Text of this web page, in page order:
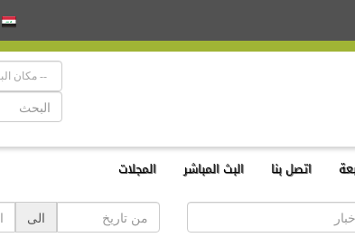
اتصل بنا البث المباشر المجلات
الى